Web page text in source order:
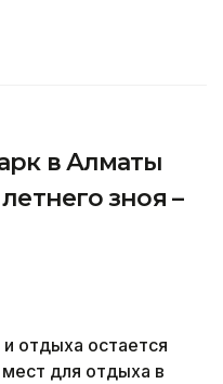
в Алматы
зноя –
отдыха остается
для отдыха в